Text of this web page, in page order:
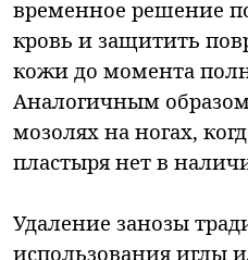
временное решение
кровь и защитить
кожи до момента
Аналогичным
мозолях на ногах,
пластыря нет в
Удаление занозы
использования иглы